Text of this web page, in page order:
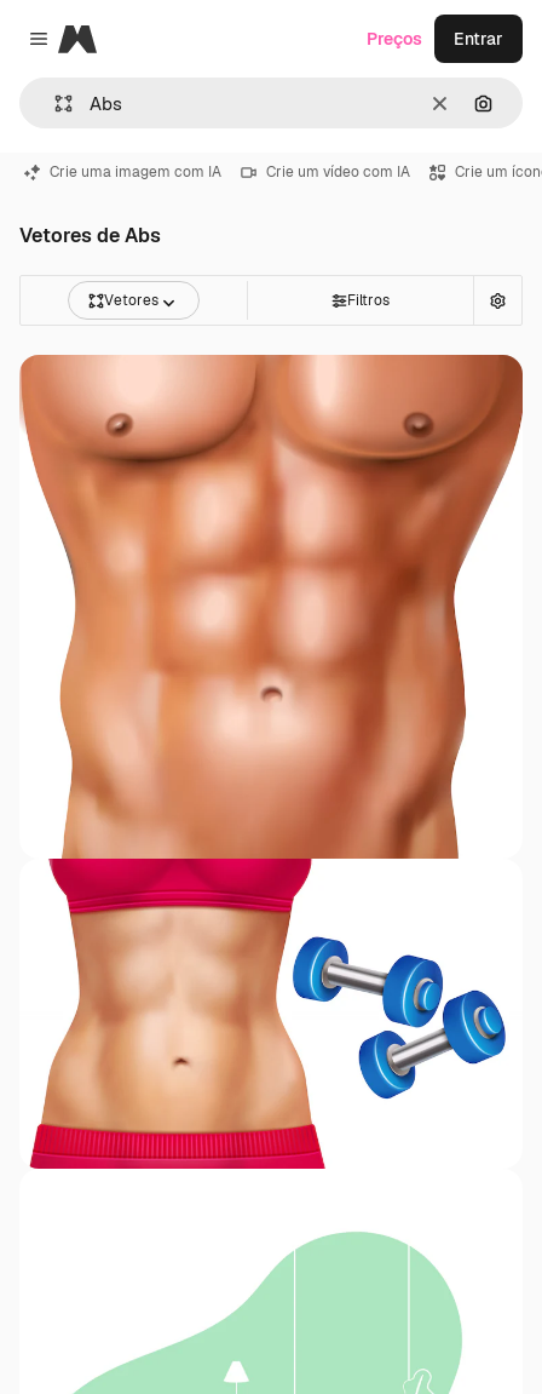
Close menu
Magnific
Limpar
Preços Entrar
Crie uma imagem com IA Crie um vídeo com IA Crie um
Vetores de Abs
Vetores Filtros